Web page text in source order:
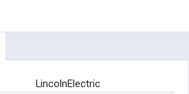
LincolnElectric